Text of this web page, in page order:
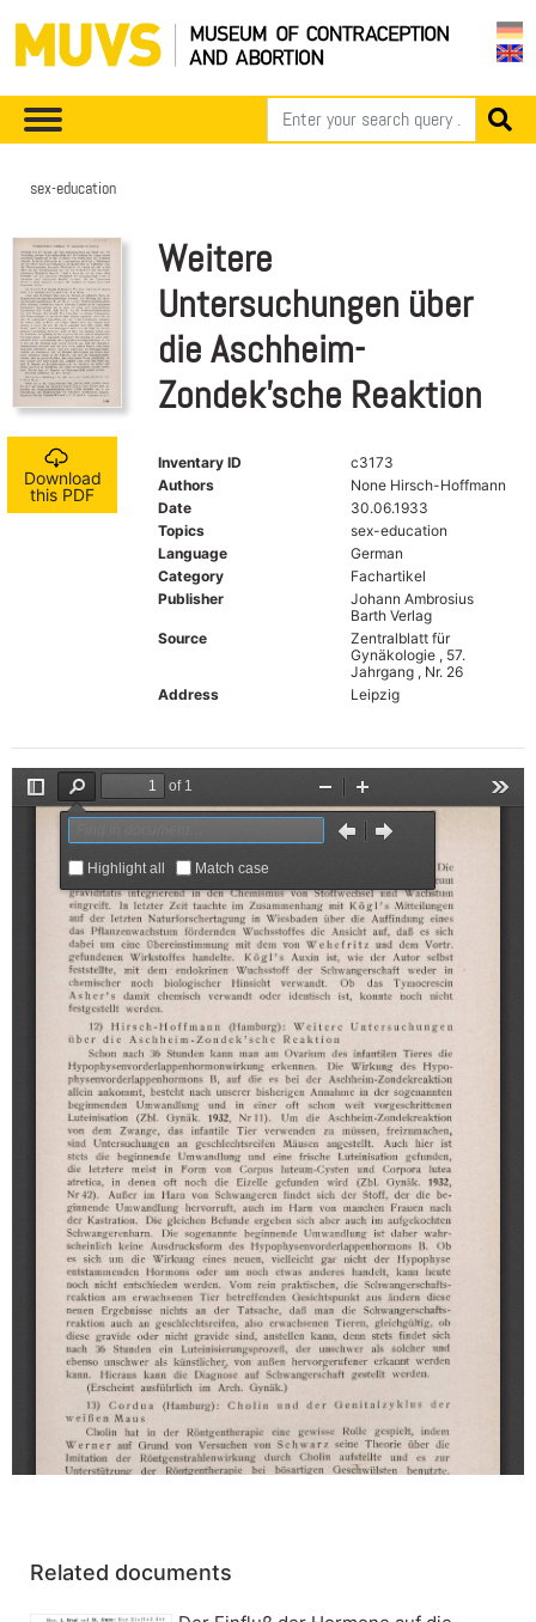
sex-education
Download
this PDF
Weitere
Untersuchungen über
die Aschheim-
Zondek'sche Reaktion
Inventary ID
c3173
Authors
None Hirsch-Hoffmann
Date
30.06.1933
Topics
sex-education
Language
German
Category
Fachartikel
Publisher
Johann Ambrosius
Barth Verlag
Source
Zentralblatt für
Gynäkologie , 57.
Jahrgang , Nr. 26
Address
Leipzig
Related documents